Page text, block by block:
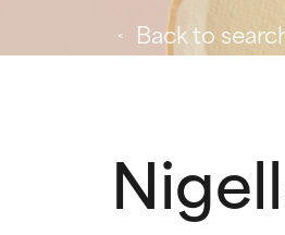
Back to